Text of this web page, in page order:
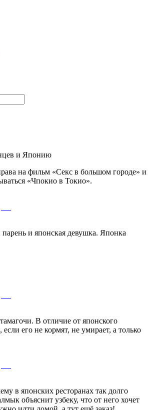
и Японию
на фильм «Cекc в большом городе» и
«Чпокио в Токио».
парень и японская девушка. Японка
В отличие от японского
его не кормят, не умирает, а только
в японских ресторанах так долго
объяснит узбеку, что от него хочет